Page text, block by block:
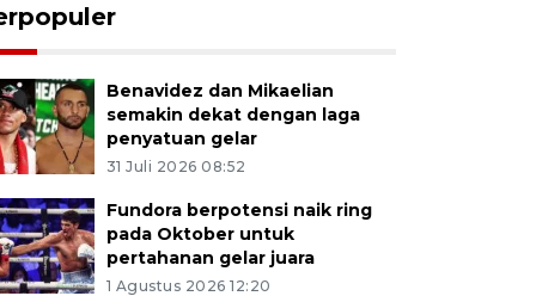
Benavidez dan Mikaelian
semakin dekat dengan laga
penyatuan gelar
31 Juli 2026 08:52
Fundora berpotensi naik ring
pada Oktober untuk
pertahanan gelar juara
1 Agustus 2026 12:20